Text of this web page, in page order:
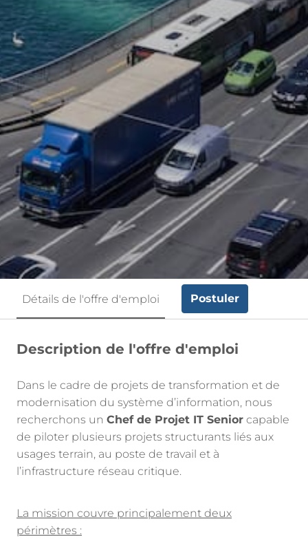
Détails de l'offre d'emploi Postuler
Description de l'offre d'emploi
Dans le cadre de projets de transformation et de
modernisation du système d’information, nous
recherchons un Chef de Projet IT Senior capable
de piloter plusieurs projets structurants liés aux
usages terrain, au poste de travail et à
l’infrastructure réseau critique.
La mission couvre principalement deux
périmètres :